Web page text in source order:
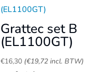
Grattec set B
(EL1100GT)
€16,30 (€19,72 incl. BTW)